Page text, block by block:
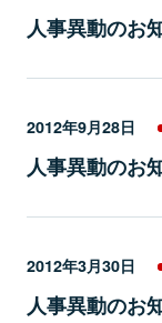
人事異動のお
2012年9月28日
人事異動のお
2012年3月30日
人事異動のお